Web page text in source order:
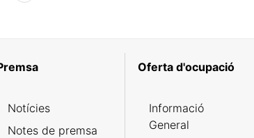
Notícies
Notes de premsa
Oferta d'ocupació
Informació
General